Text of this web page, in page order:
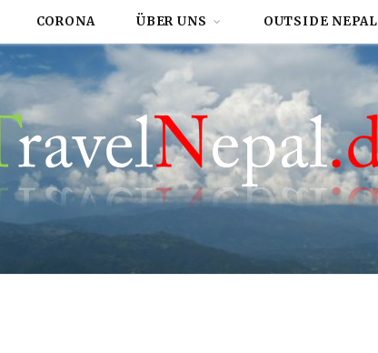
CORONA ÜBER UNS OUTSIDE NEPAL